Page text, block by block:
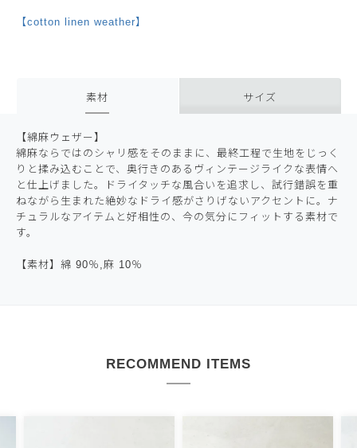
【cotton linen weather】
素材 サイズ
【綿麻ウェザー】
綿麻ならではのシャリ感をそのままに、最終工程で生地をじっく
りと揉み込むことで、奥行きのあるヴィンテージライクな表情へ
と仕上げました。ドライタッチな風合いを追求し、試行錯誤を重
ねながら生まれた絶妙なドライ感がさりげないアクセントに。ナ
チュラルなアイテムと好相性の、今の気分にフィットする素材で
す。
【素材】綿 90％,麻 10％
RECOMMEND ITEMS